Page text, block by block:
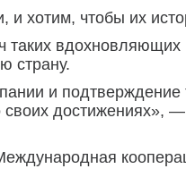
хотим, чтобы их
страну.
и
достижениях»,